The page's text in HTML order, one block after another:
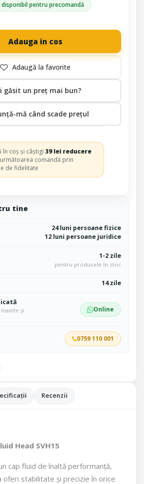
tine
24 luni persoane fizice
12 luni persoane juridice
1-2 zile
pentru produsele în stoc
14 zile
și
Online
0759 110 001
disponibil pentru precomandă
Adauga in cos
găsit un preț mai bun?
mă când scade prețul
în coș și câștigi39 lei reducere
comandă prin
de fidelitate
Recenzii
Head SVH15
cap fluid de înaltă performanță,
stabilitate și precizie în orice